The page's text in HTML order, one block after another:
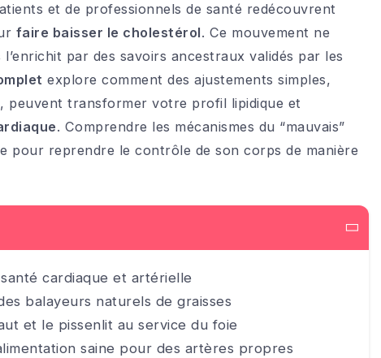
et de professionnels de santé redécouvrent
faire baisser le cholestérol. Ce mouvement ne
par des savoirs ancestraux validés par les
explore comment des ajustements simples,
peuvent transformer votre profil lipidique et
. Comprendre les mécanismes du “mauvais”
pour reprendre le contrôle de son corps de manière
cardiaque et artérielle
balayeurs naturels de graisses
et le pissenlit au service du foie
saine pour des artères propres